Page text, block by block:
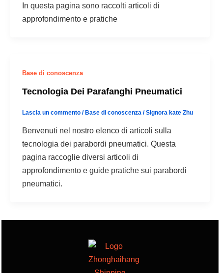
In questa pagina sono raccolti articoli di
approfondimento e pratiche
Base di conoscenza
Tecnologia Dei Parafanghi Pneumatici
Lascia un commento /Base di conoscenza /Signora kate Zhu
Benvenuti nel nostro elenco di articoli sulla
tecnologia dei parabordi pneumatici. Questa
pagina raccoglie diversi articoli di
approfondimento e guide pratiche sui parabordi
pneumatici.